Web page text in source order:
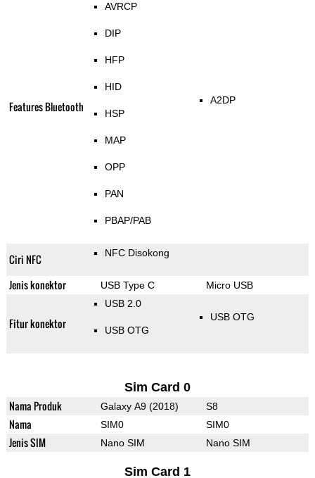
Features Bluetooth
AVRCP
DIP
HFP
HID
HSP
MAP
OPP
PAN
PBAP/PAB
A2DP
Ciri NFC NFC Disokong
Jenis konektor USB Type C Micro USB
Fitur konektor
USB 2.0
USB OTG
USB OTG
Sim Card 0
Nama Produk Galaxy A9 (2018) S8
Nama SIM0 SIM0
Jenis SIM Nano SIM Nano SIM
Sim Card 1